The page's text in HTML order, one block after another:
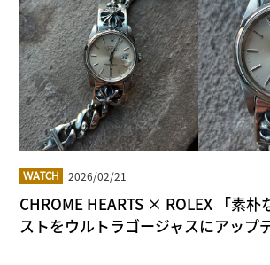
WATCH 2026/02/21
CHROME HEARTS × ROLEX 「素朴
ストをウルトラゴージャスにアップ